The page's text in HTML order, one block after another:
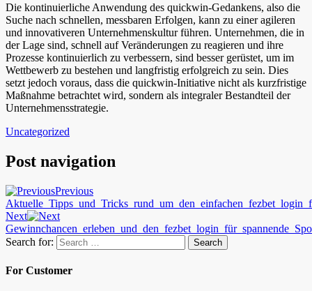
Die kontinuierliche Anwendung des quickwin-Gedankens, also die
Suche nach schnellen, messbaren Erfolgen, kann zu einer agileren
und innovativeren Unternehmenskultur führen. Unternehmen, die in
der Lage sind, schnell auf Veränderungen zu reagieren und ihre
Prozesse kontinuierlich zu verbessern, sind besser gerüstet, um im
Wettbewerb zu bestehen und langfristig erfolgreich zu sein. Dies
setzt jedoch voraus, dass die quickwin-Initiative nicht als kurzfristige
Maßnahme betrachtet wird, sondern als integraler Bestandteil der
Unternehmensstrategie.
Uncategorized
Post navigation
Previous
Next
Search for:
Search
For Customer